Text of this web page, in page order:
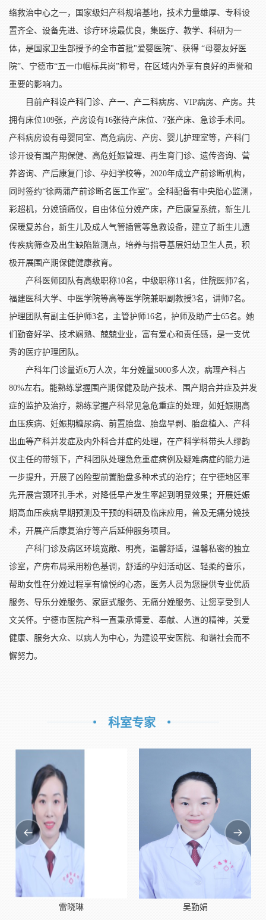
络救治中心之一，国家级妇产科规培基地，技术力量雄厚、专科设
置齐全、设备先进、诊疗环境最优良，集医疗、教学、科研为一
体，是国家卫生部授予的全市首批"爱婴医院"、获得 “母婴友好医
院”、宁德市“五一巾帼标兵岗”称号，在区域内外享有良好的声誉和
重要的影响力。
目前产科设产科门诊、产一、产二科病房、VIP病房、产房。共
拥有床位109张，产房设有16张待产床位、7张产床、急诊手术间。
产科病房设有母婴同室、高危病房、产房、婴儿护理室等，产科门
诊开设有围产期保健、高危妊娠管理、再生育门诊、遗传咨询、营
养咨询、产后康复门诊、孕妇学校等，2020年成立产前诊断机构，
同时签约“徐两蒲产前诊断名医工作室”。全科配备有中央胎心监测，
彩超机，分娩镇痛仪，自由体位分娩产床，产后康复系统，新生儿
保暖复苏台，新生儿及成人气管插管等急救设备，建立了新生儿遗
传疾病筛查及出生缺陷监测点，培养与指导基层妇幼卫生人员，积
极开展围产期保健健康教育。
产科医师团队有高级职称10名，中级职称11名，住院医师7名，
福建医科大学、中医学院等高等医学院兼职副教授3名，讲师7名。
护理团队有副主任护师3名，主管护师16名，护师及助产士65名。她
们勤奋好学、技术娴熟、兢兢业业，富有爱心和责任感，是一支优
秀的医疗护理团队。
产科年门诊量近6万人次，年分娩量5000多人次，病理产科占
80%左右。能熟练掌握围产期保健及助产技术、围产期合并症及并发
症的监护及治疗，熟练掌握产科常见急危重症的处理，如妊娠期高
血压疾病、妊娠期糖尿病、前置胎盘、胎盘早剥、胎盘植入、产科
出血等产科并发症及内外科合并症的处理，在产科学科带头人缪韵
仪主任的带领下，产科团队处理急危重症病例及疑难病症的能力进
一步提升，开展了凶险型前置胎盘多种术式的治疗；在宁德地区率
先开展宫颈环扎手术，对降低早产发生率起到明显效果；开展妊娠
期高血压疾病早期预测及干预的科研及临床应用，普及无痛分娩技
术，开展产后康复治疗等产后延伸服务项目。
产科门诊及病区环境宽敞、明亮，温馨舒适，温馨私密的独立
诊室，产房布局采用粉色基调，舒适的孕妇活动区、轻柔的音乐，
帮助女性在分娩过程享有愉悦的心态，医务人员为您提供专业优质
服务、导乐分娩服务、家庭式服务、无痛分娩服务、让您享受到人
文关怀。宁德市医院产科一直秉承博爱、奉献、人道的精神，关爱
健康、服务大众、以病人为中心，为建设平安医院、和谐社会而不
懈努力。
科室专家
雷晓琳 吴勤娟